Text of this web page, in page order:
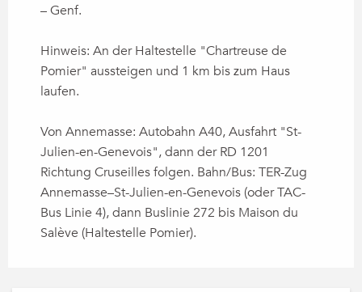
– Genf.
Hinweis: An der Haltestelle "Chartreuse de
Pomier" aussteigen und 1 km bis zum Haus
laufen.
Von Annemasse: Autobahn A40, Ausfahrt "St-
Julien-en-Genevois", dann der RD 1201
Richtung Cruseilles folgen. Bahn/Bus: TER-Zug
Annemasse–St-Julien-en-Genevois (oder TAC-
Bus Linie 4), dann Buslinie 272 bis Maison du
Salève (Haltestelle Pomier).